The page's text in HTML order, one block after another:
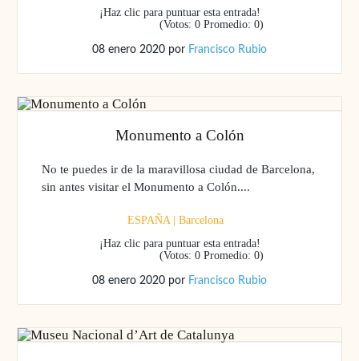
¡Haz clic para puntuar esta entrada!
(Votos: 0 Promedio: 0)
08 enero 2020 por Francisco Rubio
Monumento a Colón
No te puedes ir de la maravillosa ciudad de Barcelona,
sin antes visitar el Monumento a Colón....
ESPAÑA| Barcelona
¡Haz clic para puntuar esta entrada!
(Votos: 0 Promedio: 0)
08 enero 2020 por Francisco Rubio